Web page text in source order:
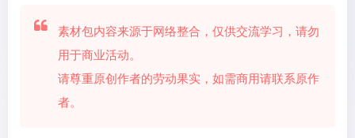
素材包内容来源于网络整合，仅供交流学习，请勿
用于商业活动。
请尊重原创作者的劳动果实，如需商用请联系原作
者。